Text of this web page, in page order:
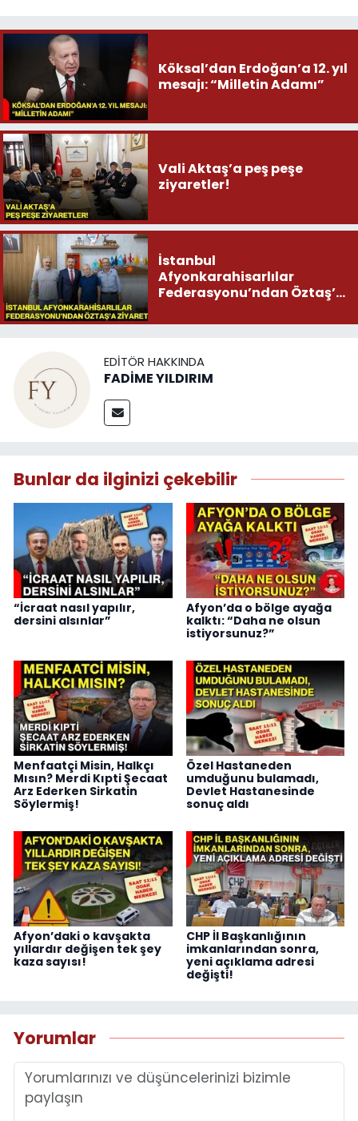
Köksal’dan Erdoğan’a 12. yıl
mesajı: “Milletin Adamı”
Vali Aktaş’a peş peşe
ziyaretler!
İstanbul
Afyonkarahisarlılar
Federasyonu’ndan Öztaş’a
EDITÖR HAKKINDA
FADİME YILDIRIM
Bunlar da ilginizi çekebilir
“İcraat nasıl yapılır,
dersini alsınlar”
Afyon’da o bölge ayağa
kalktı: “Daha ne olsun
istiyorsunuz?”
Menfaatçi Misin, Halkçı
Mısın? Merdi Kıpti Şecaat
Arz Ederken Sirkatin
Söylermiş!
Özel Hastaneden
umduğunu bulamadı,
Devlet Hastanesinde
sonuç aldı
Afyon’daki o kavşakta
yıllardır değişen tek şey
kaza sayısı!
CHP İl Başkanlığının
imkanlarından sonra,
yeni açıklama adresi
değişti!
Yorumlar